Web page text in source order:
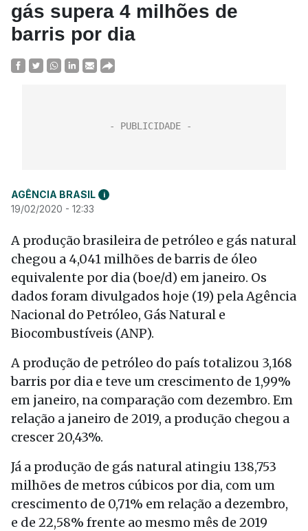
gás supera 4 milhões de
barris por dia
AGÊNCIA BRASIL i
19/02/2020 - 12:33
A produção brasileira de petróleo e gás natural
chegou a 4,041 milhões de barris de óleo
equivalente por dia (boe/d) em janeiro. Os
dados foram divulgados hoje (19) pela Agência
Nacional do Petróleo, Gás Natural e
Biocombustíveis (ANP).
A produção de petróleo do país totalizou 3,168
barris por dia e teve um crescimento de 1,99%
em janeiro, na comparação com dezembro. Em
relação a janeiro de 2019, a produção chegou a
crescer 20,43%.
Já a produção de gás natural atingiu 138,753
milhões de metros cúbicos por dia, com um
crescimento de 0,71% em relação a dezembro,
e de 22,58% frente ao mesmo mês de 2019